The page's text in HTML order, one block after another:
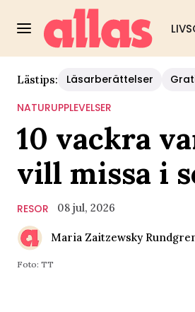
Lästips: Läsarberättelser
NATURUPPLEVELSER
10 vackra
vill missa i
RESOR 08 jul, 2026
Maria Zaitzewsky
Foto: TT